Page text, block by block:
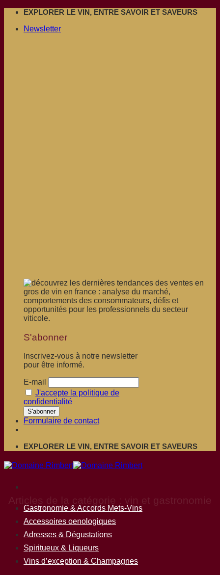
Passer
contenu
EXPLORER LE VIN, ENTRE SAVOIR ET SAVEURS
Newsletter
S'abonner
Inscrivez-vous à notre newsletter
pour être informé.
E-mail
J'accepte la politique de
confidentialité
Formulaire de contact
EXPLORER LE VIN, ENTRE SAVOIR ET SAVEURS
Gastronomie & Accords Mets-Vins
Accessoires oenologiques
Adresses & Dégustations
Spiritueux & Liqueurs
Vins d’exception & Champagnes
vin et gastronomie